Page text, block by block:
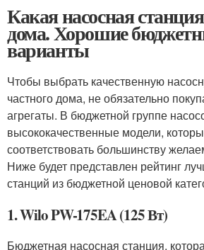
Какая насосная
дома. Хорошие
варианты
Чтобы выбрать качественную
частного дома, не обязательно
агрегаты. В бюджетной группе
высококачественные модели,
соответствовать большинству
Ниже будет представлен рейтинг
станций из бюджетной ценовой
1. Wilo PW-175EA (125 Вт)
Бюджетная насосная станция,